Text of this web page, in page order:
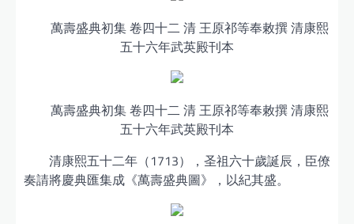
萬壽盛典初集 卷四十二 清 王原祁等奉敕撰 清康熙
五十六年武英殿刊本
萬壽盛典初集 卷四十二 清 王原祁等奉敕撰 清康熙
五十六年武英殿刊本
清康熙五十二年（1713），圣祖六十歲誕辰，臣僚
奏請將慶典匯集成《萬壽盛典圖》，以紀其盛。